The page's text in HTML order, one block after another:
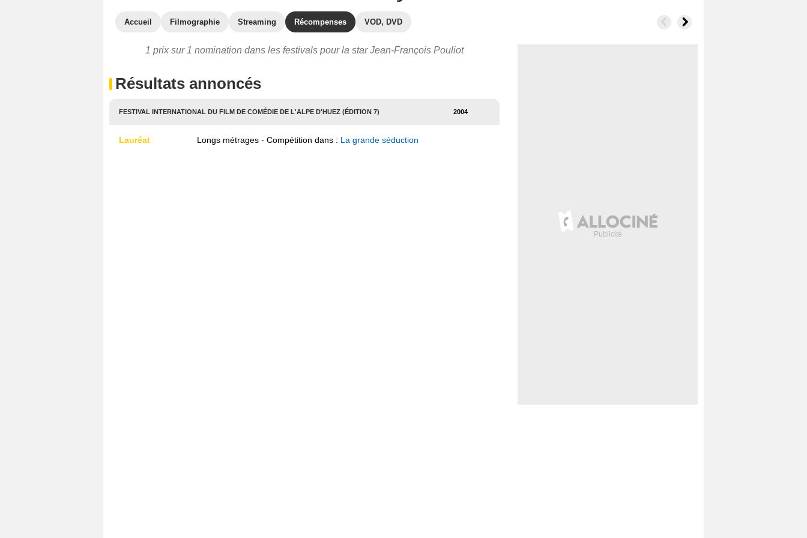
Accueil Filmographie Streaming Récompenses VOD, DVD
1 prix sur 1 nomination dans les festivals pour la star Jean-François Pouliot
Résultats annoncés
FESTIVAL INTERNATIONAL DU FILM DE COMÉDIE DE L'ALPE D'HUEZ (ÉDITION 7) 2004
Lauréat Longs métrages - Compétition dans : La grande séduction